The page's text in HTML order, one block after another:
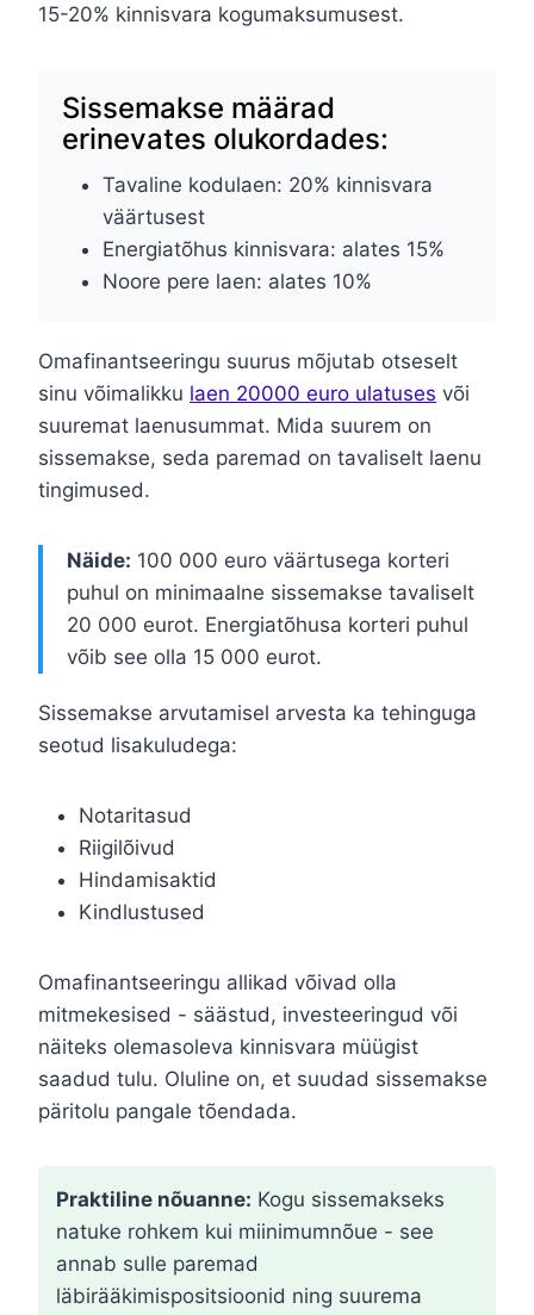
15-20% kinnisvara kogumaksumusest.
Sissemakse määrad
erinevates olukordades:
Tavaline kodulaen: 20% kinnisvara
väärtusest
Energiatõhus kinnisvara: alates 15%
Noore pere laen: alates 10%
Omafinantseeringu suurus mõjutab otseselt
sinu võimalikku laen 20000 euro ulatuses või
suuremat laenusummat. Mida suurem on
sissemakse, seda paremad on tavaliselt laenu
tingimused.
Näide: 100 000 euro väärtusega korteri
puhul on minimaalne sissemakse tavaliselt
20 000 eurot. Energiatõhusa korteri puhul
võib see olla 15 000 eurot.
Sissemakse arvutamisel arvesta ka tehinguga
seotud lisakuludega:
Notaritasud
Riigilõivud
Hindamisaktid
Kindlustused
Omafinantseeringu allikad võivad olla
mitmekesised - säästud, investeeringud või
näiteks olemasoleva kinnisvara müügist
saadud tulu. Oluline on, et suudad sissemakse
päritolu pangale tõendada.
Praktiline nõuanne: Kogu sissemakseks
natuke rohkem kui miinimumnõue - see
annab sulle paremad
läbirääkimispositsioonid ning suurema